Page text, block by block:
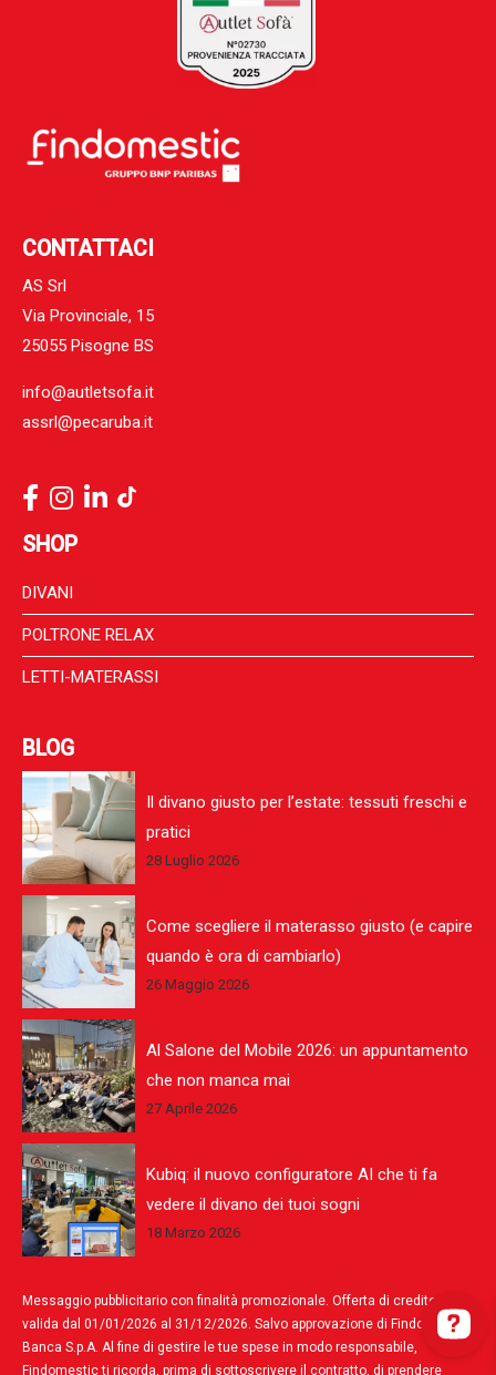
CONTATTACI
AS Srl
Via Provinciale, 15
25055 Pisogne BS
info@autletsofa.it
assrl@pecaruba.it
SHOP
DIVANI
POLTRONE RELAX
LETTI-MATERASSI
BLOG
Il divano giusto per l’estate: tessuti freschi e
pratici
28 Luglio 2026
Come scegliere il materasso giusto (e capire
quando è ora di cambiarlo)
26 Maggio 2026
Al Salone del Mobile 2026: un appuntamento
che non manca mai
27 Aprile 2026
Kubiq: il nuovo configuratore AI che ti fa
vedere il divano dei tuoi sogni
18 Marzo 2026
Messaggio pubblicitario con finalità promozionale. Offerta di credito,
valida dal 01/01/2026 al 31/12/2026. Salvo approvazione di Findomestic
Banca S.p.A. Al fine di gestire le tue spese in modo responsabile,
Findomestic ti ricorda, prima di sottoscrivere il contratto, di prendere